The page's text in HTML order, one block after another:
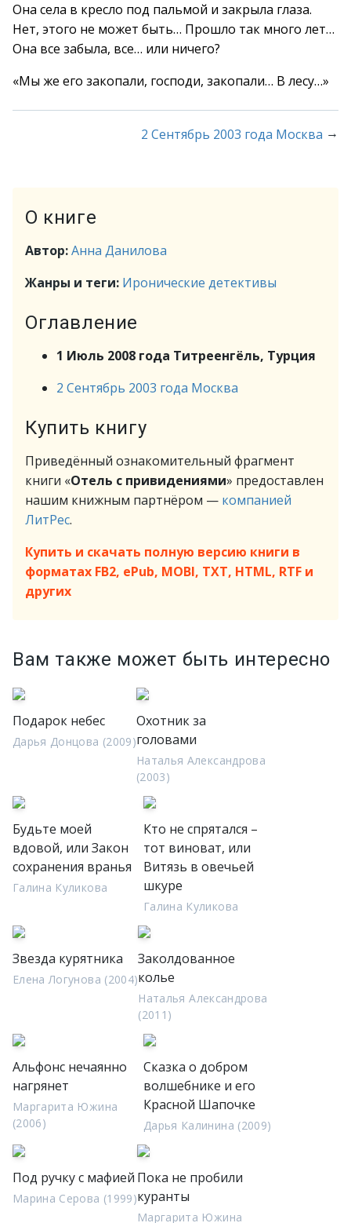
Она села в кресло под пальмой и закрыла глаза.
Нет, этого не может быть… Прошло так много лет…
Она все забыла, все… или ничего?
«Мы же его закопали, господи, закопали… В лесу…»
2 Сентябрь 2003 года Москва →
О книге
Автор:Анна Данилова
Жанры и теги: Иронические детективы
Оглавление
1 Июль 2008 года Титреенгёль, Турция
2 Сентябрь 2003 года Москва
Купить книгу
Приведённый ознакомительный фрагмент
книги «Отель с привидениями» предоставлен
нашим книжным партнёром — компанией
ЛитРес.
Купить и скачать полную версию книги в
форматах FB2, ePub, MOBI, TXT, HTML, RTF и
других
Вам также может быть интересно
Подарок небес
Дарья Донцова (2009)
Охотник за
головами
Наталья Александрова
(2003)
Будьте моей
вдовой, или Закон
сохранения вранья
Галина Куликова
Кто не спрятался –
тот виноват, или
Витязь в овечьей
шкуре
Галина Куликова
Звезда курятника
Елена Логунова (2004)
Заколдованное
колье
Наталья Александрова
(2011)
Альфонс нечаянно
нагрянет
Маргарита Южина
(2006)
Сказка о добром
волшебнике и его
Красной Шапочке
Дарья Калинина (2009)
Под ручку с мафией
Марина Серова (1999)
Пока не пробили
куранты
Маргарита Южина